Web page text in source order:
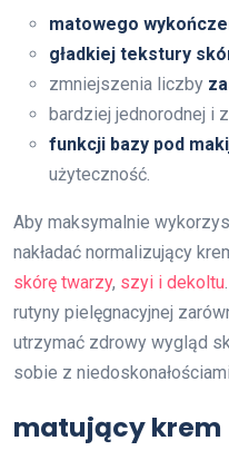
matowego
gładkiej tekstury
zmniejszenia liczby
bardziej jednorodnej i
funkcji bazy pod
użyteczność.
Aby maksymalnie
nakładać normalizujący
skórę twarzy, szyi i dekoltu
rutyny pielęgnacyjnej
utrzymać zdrowy wygląd
sobie z
matujący krem